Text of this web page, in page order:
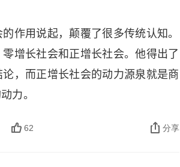
作用说起，颠覆了很多传统认知。
增长社会和正增长社会。他得出了
，而正增长社会的动力源泉就是商
力。
62 分享